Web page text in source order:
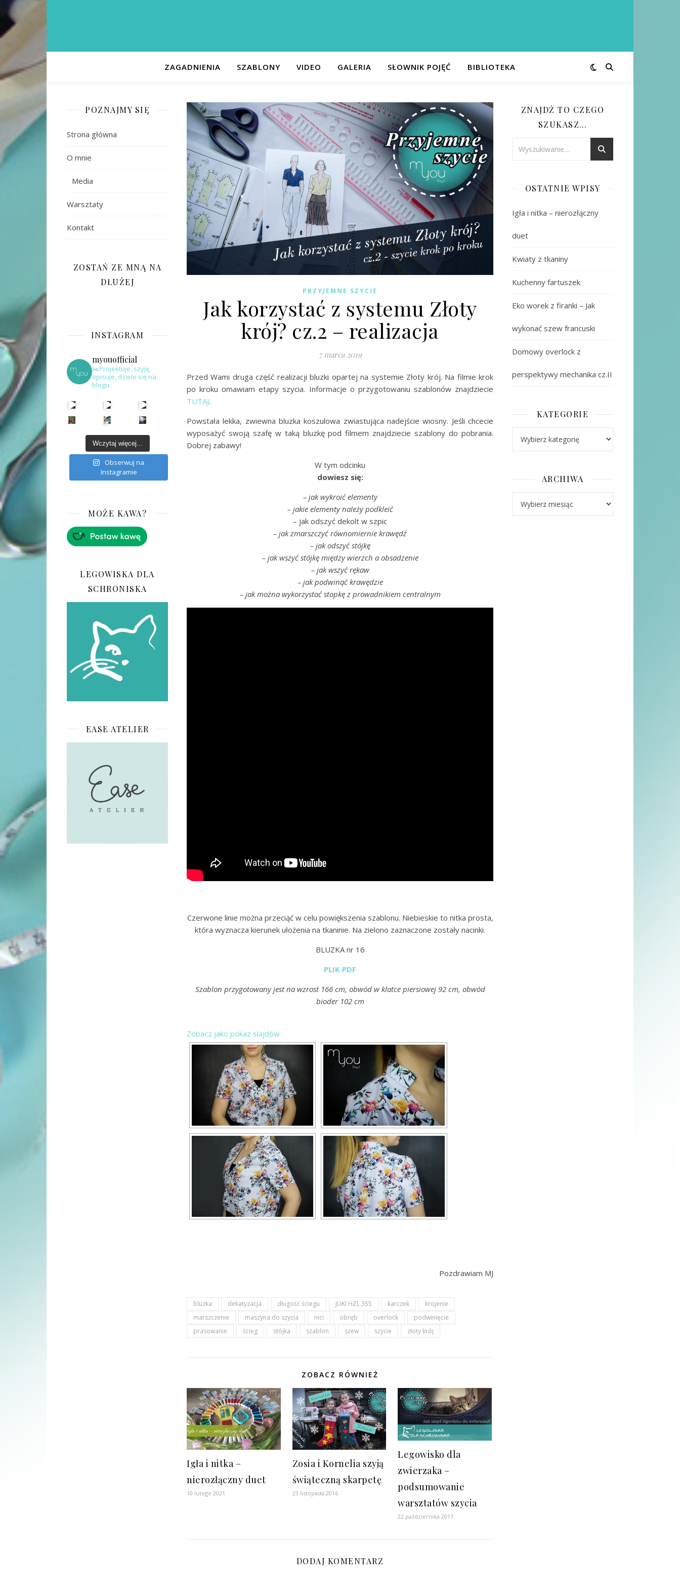
ZAGADNIENIA SZABLONY VIDEO GALERIA SŁOWNIK POJĘĆ BIBLIOTEKA
POZNAJMY SIĘ
Strona główna
O mnie
Media
Warsztaty
Kontakt
ZOSTAŃ ZE MNĄ NA
DŁUŻEJ
INSTAGRAM
myouofficial
✂️Projektuje, szyję,
opisuje, dziele się na
blogu.
Wczytaj więcej...
Obserwuj na
Instagramie
MOŻE KAWA?
LEGOWISKA DLA
SCHRONISKA
EASE ATELIER
PRZYJEMNE SZYCIE
Jak korzystać z systemu Złoty
krój? cz.2 – realizacja
7 marca 2019
Przed Wami druga część realizacji bluzki opartej na systemie Złoty krój. Na filmie krok
po kroku omawiam etapy szycia. Informacje o przygotowaniu szablonów znajdziecie
TUTAJ.
Powstała lekka, zwiewna bluzka koszulowa zwiastująca nadejście wiosny. Jeśli chcecie
wyposażyć swoją szafę w taką bluzkę pod filmem znajdziecie szablony do pobrania.
Dobrej zabawy!
W tym odcinku
dowiesz się:
– jak wykroić elementy
– jakie elementy należy podkleić
– jak odszyć dekolt w szpic
– jak zmarszczyć równomiernie krawędź
– jak odszyć stójkę
– jak wszyć stójkę między wierzch a obsadzenie
– jak wszyć rękaw
– jak podwinąć krawędzie
– jak można wykorzystać stopkę z prowadnikiem centralnym
Czerwone linie można przeciąć w celu powiększenia szablonu. Niebieskie to nitka prosta,
która wyznacza kierunek ułożenia na tkaninie. Na zielono zaznaczone zostały nacinki.
BLUZKA nr 16
PLIK PDF
Szablon przygotowany jest na wzrost 166 cm, obwód w klatce piersiowej 92 cm, obwód
bioder 102 cm
Zobacz jako pokaz slajdów
Pozdrawiam MJ
bluzka dekatyzacja długość ściegu JUKI HZL 355 karczek
krojenie
marszczenie
maszyna do szycia nici obręb overlock
podwinięcie
prasowanie
ścieg stójka szablon szew szycie złoty krój
ZOBACZ RÓWNIEŻ
Igła i nitka –
nierozłączny duet
10 lutego 2021
Zosia i Kornelia szyją
świąteczną skarpetę
23 listopada 2016
Legowisko dla
zwierzaka –
podsumowanie
warsztatów szycia
22 października 2017
DODAJ KOMENTARZ
ZNAJDŹ TO CZEGO
SZUKASZ…
OSTATNIE WPISY
Igła i nitka – nierozłączny
duet
Kwiaty z tkaniny
Kuchenny fartuszek
Eko worek z firanki – Jak
wykonać szew francuski
Domowy overlock z
perspektywy mechanika cz.II
KATEGORIE
ARCHIWA